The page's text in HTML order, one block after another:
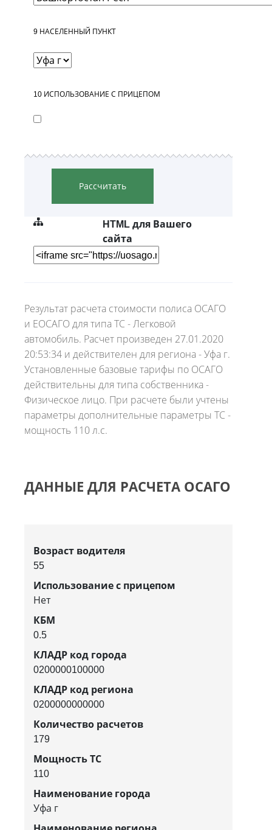
9 НАСЕЛЕННЫЙ ПУНКТ
10 ИСПОЛЬЗОВАНИЕ С ПРИЦЕПОМ
Рассчитать
HTML для Вашего
сайта
Результат расчета стоимости полиса ОСАГО
и ЕОСАГО для типа ТС - Легковой
автомобиль. Расчет произведен 27.01.2020
20:53:34 и действителен для региона - Уфа г.
Установленные базовые тарифы по ОСАГО
действительны для типа собственника -
Физическое лицо. При расчете были учтены
параметры дополнительные параметры ТС -
мощность 110 л.с.
ДАННЫЕ ДЛЯ РАСЧЕТА ОСАГО
Возраст водителя
55
Использование с прицепом
Нет
КБМ
0.5
КЛАДР код города
0200000100000
КЛАДР код региона
0200000000000
Количество расчетов
179
Мощность ТС
110
Наименование города
Уфа г